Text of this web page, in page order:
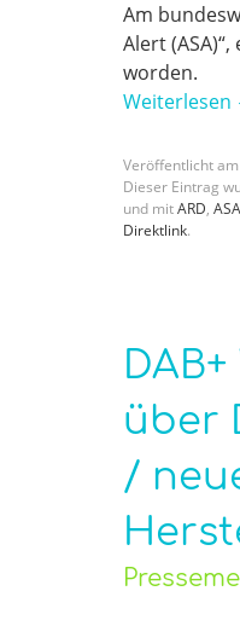
Am
Alert
worden.
Weiterlesen
Veröffentlicht am
Dieser Eintrag
und mitARD, ASA
Direktlink.
über
/